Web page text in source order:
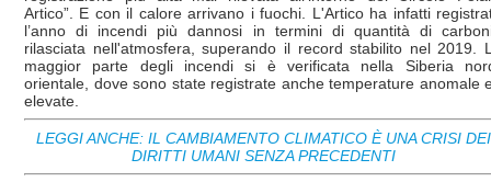
Artico”. E con il calore arrivano i fuochi. L'Artico ha infatti
l’anno di incendi più dannosi in termini di quantità di
rilasciata nell'atmosfera, superando il record stabilito nel 2019.
maggior parte degli incendi si è verificata nella Siberia
orientale, dove sono state registrate anche temperature anomale
elevate.
LEGGI ANCHE: IL CAMBIAMENTO CLIMATICO È UNA CRISI DEI
DIRITTI UMANI SENZA PRECEDENTI